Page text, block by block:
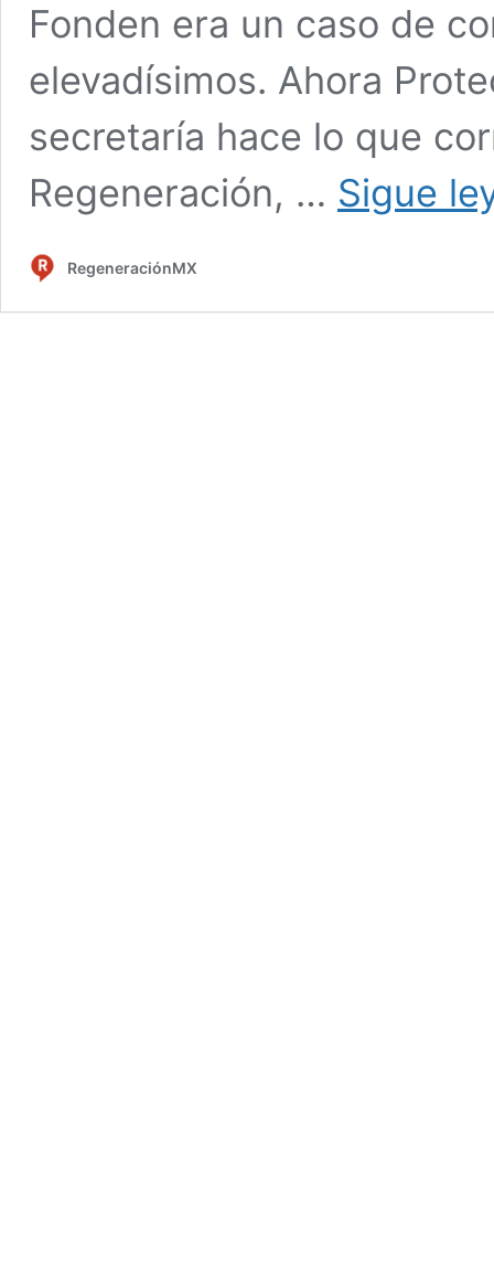
Fonden era un caso de
elevadísimos. Ahora
secretaría hace lo que
Regeneración, … Sigue
RegeneraciónMX